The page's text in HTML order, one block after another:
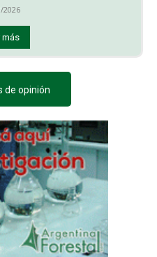
2026
más
de opinión